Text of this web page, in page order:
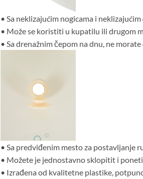
• Sa neklizajućim nogicama i
• Može se koristiti u kupatilu ili drugom
• Sa drenažnim čepom na dnu, ne
• Sa predviđenim mesto za postavljanje
• Možete je jednostavno sklopitit i
• Izrađena od kvalitetne plastike,